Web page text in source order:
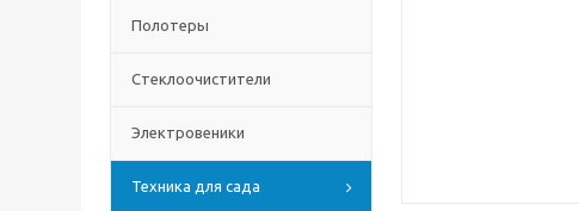
Полотеры
Стеклоочистители
Электровеники
Техника для сада